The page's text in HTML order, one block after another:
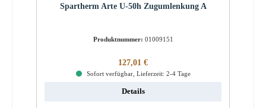
Spartherm Arte U-50h Zugumlenkung A
Produktnummer: 01009151
Regulärer Preis:
127,01 €
Sofort verfügbar, Lieferzeit: 2-4 Tage
Details